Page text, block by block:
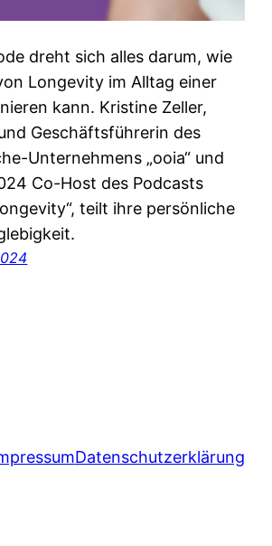
dreht sich alles darum, wie
Longevity im Alltag einer
kann. Kristine Zeller,
Geschäftsführerin des
Unternehmens „ooia“ und
Co-Host des Podcasts
teilt ihre persönliche
Datenschutzerklärung